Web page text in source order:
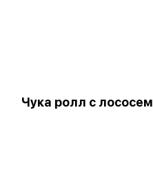
Чука ролл с лососем